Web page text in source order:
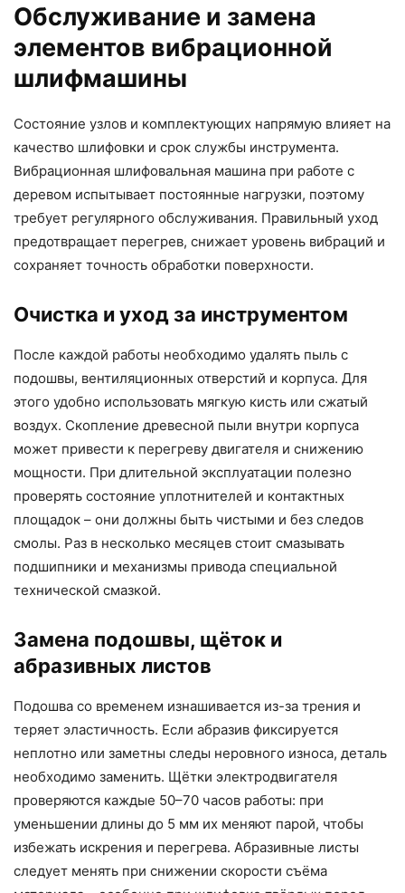
Обслуживание и замена
элементов вибрационной
шлифмашины
Состояние узлов и комплектующих напрямую влияет на
качество шлифовки и срок службы инструмента.
Вибрационная шлифовальная машина при работе с
деревом испытывает постоянные нагрузки, поэтому
требует регулярного обслуживания. Правильный уход
предотвращает перегрев, снижает уровень вибраций и
сохраняет точность обработки поверхности.
Очистка и уход за инструментом
После каждой работы необходимо удалять пыль с
подошвы, вентиляционных отверстий и корпуса. Для
этого удобно использовать мягкую кисть или сжатый
воздух. Скопление древесной пыли внутри корпуса
может привести к перегреву двигателя и снижению
мощности. При длительной эксплуатации полезно
проверять состояние уплотнителей и контактных
площадок – они должны быть чистыми и без следов
смолы. Раз в несколько месяцев стоит смазывать
подшипники и механизмы привода специальной
технической смазкой.
Замена подошвы, щёток и
абразивных листов
Подошва со временем изнашивается из-за трения и
теряет эластичность. Если абразив фиксируется
неплотно или заметны следы неровного износа, деталь
необходимо заменить. Щётки электродвигателя
проверяются каждые 50–70 часов работы: при
уменьшении длины до 5 мм их меняют парой, чтобы
избежать искрения и перегрева. Абразивные листы
следует менять при снижении скорости съёма